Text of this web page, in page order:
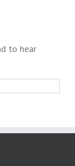
to hear